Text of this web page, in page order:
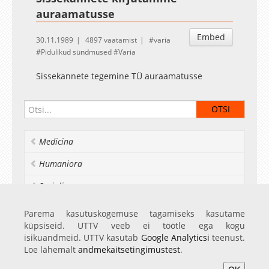
auraamatusse
Embed
30.11.1989 4897 vaatamist
varia
Pidulikud sündmused
Varia
Sissekannete tegemine TÜ auraamatusse
Medicina
Humaniora
Socialia
Realia et naturalia
Ülikoolist veel
Parema kasutuskogemuse tagamiseks kasutame
küpsiseid. UTTV veeb ei töötle ega kogu
isikuandmeid. UTTV kasutab Google Analyticsi teenust.
Loe lähemalt andmekaitsetingimustest.